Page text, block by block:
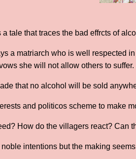
a tale that traces the bad effrcts of
a matriarch who is well respected
she will not allow others to suffer.
that no alcohol will be sold
and politicos scheme to make
How do the villagers react? Can
intentions but the making